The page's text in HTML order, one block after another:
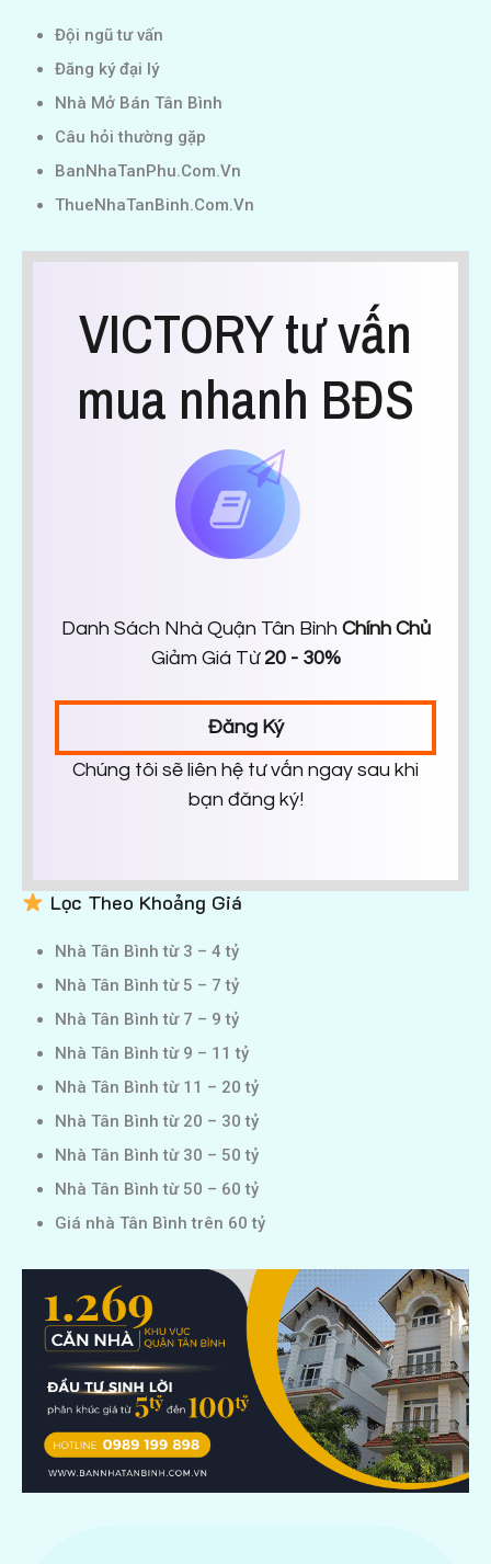
Đội ngũ tư vấn
Đăng ký đại lý
Nhà Mở Bán Tân Bình
Câu hỏi thường gặp
BanNhaTanPhu.Com.Vn
ThueNhaTanBinh.Com.Vn
VICTORY tư vấn
mua nhanh BĐS
Danh Sách Nhà Quận Tân Bình Chính Chủ
Giảm Giá Từ 20 - 30%
Đăng Ký
Chúng tôi sẽ liên hệ tư vấn ngay sau khi
bạn đăng ký!
Lọc Theo Khoảng Giá
Nhà Tân Bình từ 3 – 4 tỷ
Nhà Tân Bình từ 5 – 7 tỷ
Nhà Tân Bình từ 7 – 9 tỷ
Nhà Tân Bình từ 9 – 11 tỷ
Nhà Tân Bình từ 11 – 20 tỷ
Nhà Tân Bình từ 20 – 30 tỷ
Nhà Tân Bình từ 30 – 50 tỷ
Nhà Tân Bình từ 50 – 60 tỷ
Giá nhà Tân Bình trên 60 tỷ